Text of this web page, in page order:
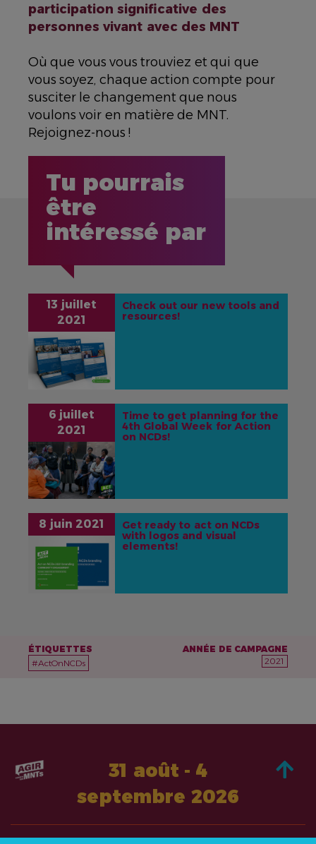
participation significative des
personnes vivant avec des MNT
Où que vous vous trouviez et qui que
vous soyez, chaque action compte pour
susciter le changement que nous
voulons voir en matière de MNT.
Rejoignez-nous !
Tu pourrais
être
intéressé par
13 juillet
2021
IMAGE
Check out our new tools and
resources!
6 juillet
2021
IMAGE
Time to get planning for the
4th Global Week for Action
on NCDs!
8 juin 2021
IMAGE
Get ready to act on NCDs
with logos and visual
elements!
ÉTIQUETTES
#ActOnNCDs
ANNÉE DE CAMPAGNE
2021
31 août - 4
septembre 2026